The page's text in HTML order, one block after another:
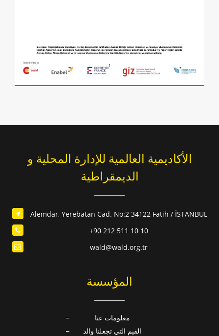
الأكاديمية العالمية للإدارة المحلية و
الديمقراطية
Alemdar, Yerebatan Cad. No:2 34122 Fatih / İSTANBUL
+90 212 511 10 10
wald@wald.org.tr
المؤسسة
معلومات عنا
القيم التي تجعلنا والد